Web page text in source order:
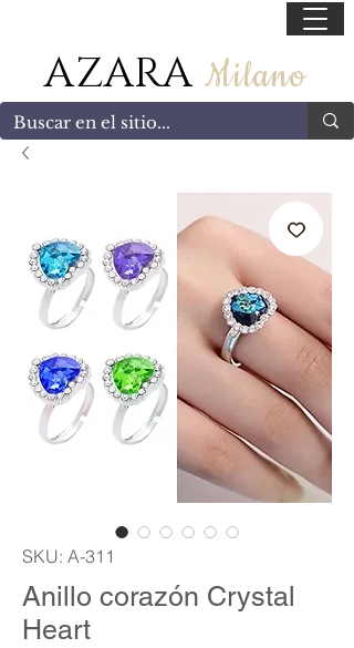
AZARA Milano
SKU: A-311
Anillo corazón Crystal
Heart